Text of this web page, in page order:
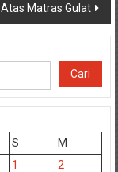
Atas Matras Gulat
Cari
S
M
1
2